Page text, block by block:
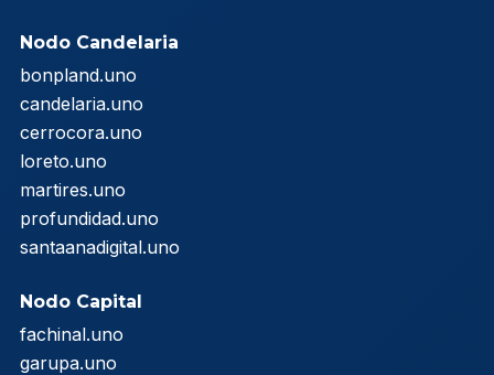
Nodo Candelaria
bonpland.uno
candelaria.uno
cerrocora.uno
loreto.uno
martires.uno
profundidad.uno
santaanadigital.uno
Nodo Capital
fachinal.uno
garupa.uno